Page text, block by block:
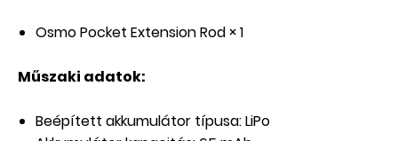
Osmo Pocket Extension Rod × 1
Műszaki adatok:
Beépített akkumulátor típusa: LiPo